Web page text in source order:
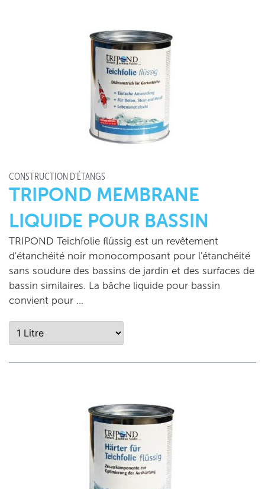
CONSTRUCTION D'ÉTANGS
TRIPOND MEMBRANE
LIQUIDE POUR BASSIN
TRIPOND Teichfolie flüssig est un revêtement
d'étanchéité noir monocomposant pour l'étanchéité
sans soudure des bassins de jardin et des surfaces de
bassin similaires. La bâche liquide pour bassin
convient pour …